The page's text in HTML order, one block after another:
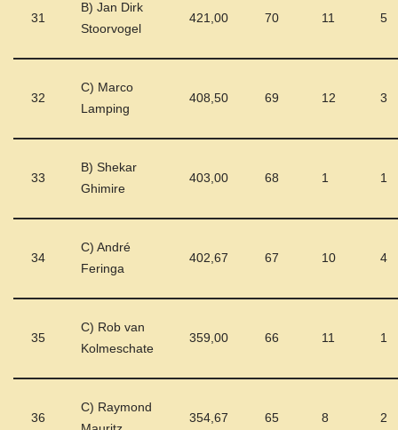
31
B) Jan Dirk
Stoorvogel
421,00 70 11 5
32
C) Marco
Lamping
408,50 69 12 3
33
B) Shekar
Ghimire
403,00 68 1 1
34
C) André
Feringa
402,67 67 10 4
35
C) Rob van
Kolmeschate
359,00 66 11 1
36
C) Raymond
354,67 65 8 2